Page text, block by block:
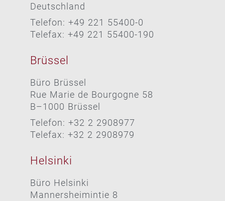
Deutschland
Telefon: +49 221 55400-0
Telefax: +49 221 55400-190
Brüssel
Büro Brüssel
Rue Marie de Bourgogne 58
B–1000 Brüssel
Telefon: +32 2 2908977
Telefax: +32 2 2908979
Helsinki
Büro Helsinki
Mannersheimintie 8